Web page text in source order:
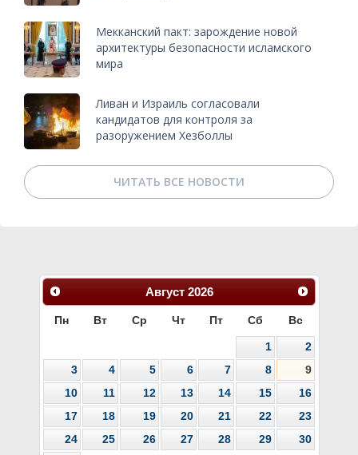
Мекканский пакт: зарождение новой
архитектуры безопасности исламского
мира
Ливан и Израиль согласовали
кандидатов для контроля за
разоружением Хезболлы
ЧИТАТЬ ВСЕ НОВОСТИ
Август 2026
Пн Вт Ср Чт Пт Сб Вс
1
2
3
4 5 6 7 8
9
10
11 12 13 14 15
16
17
18 19 20 21 22
23
24
25 26 27 28 29
30